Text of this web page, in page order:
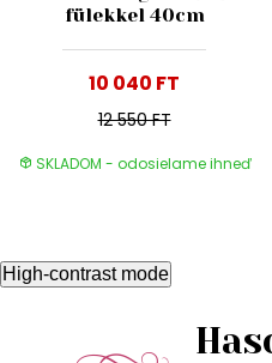
fülekkel 40cm
10 040 FT
12 550 FT
SKLADOM - odosielame ihneď
High-contrast mode